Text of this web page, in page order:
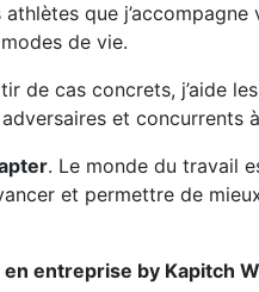
athlètes que
de vie.
de cas concrets, j’aide
et concurrents
. Le monde du travail
et permettre de
entreprise by Kapitch